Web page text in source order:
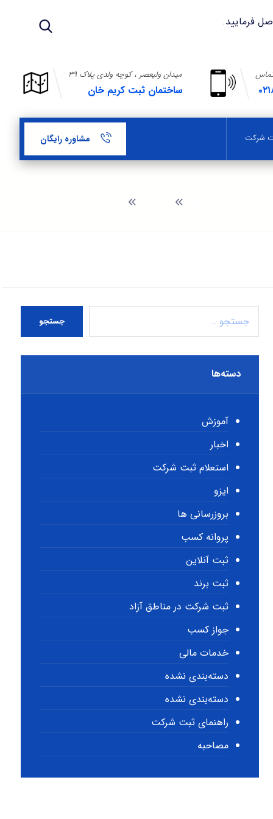
میدان ولیعصر ، کوچه ولدی پلاک ۳۹
ساختمان ثبت کریم خان
شرکت مشاوره رایگان
جستجو
دسته‌ها
آموزش
اخبار
استعلام ثبت شرکت
ایزو
بروزرسانی ها
پروانه کسب
ثبت آنلاین
ثبت برند
ثبت شرکت در مناطق آزاد
جواز کسب
خدمات مالی
دسته‌بندی نشده
دسته‌بندی نشده
راهنمای ثبت شرکت
مصاحبه